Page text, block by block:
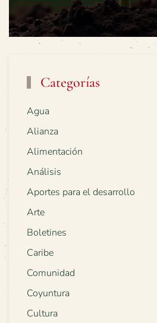
Categorías
Agua
Alianza
Alimentación
Análisis
Aportes para el desarrollo
Arte
Boletines
Caribe
Comunidad
Coyuntura
Cultura